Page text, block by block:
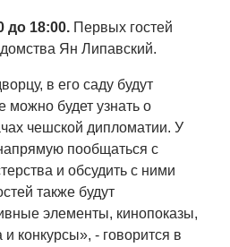
до 18:00. Первых гостей
Ян Липавский.
в его саду будут
можно будет узнать о
чешской дипломатии. У
пообщаться с
и обсудить с ними
также будут
элементы, кинопоказы,
конкурсы», - говорится в